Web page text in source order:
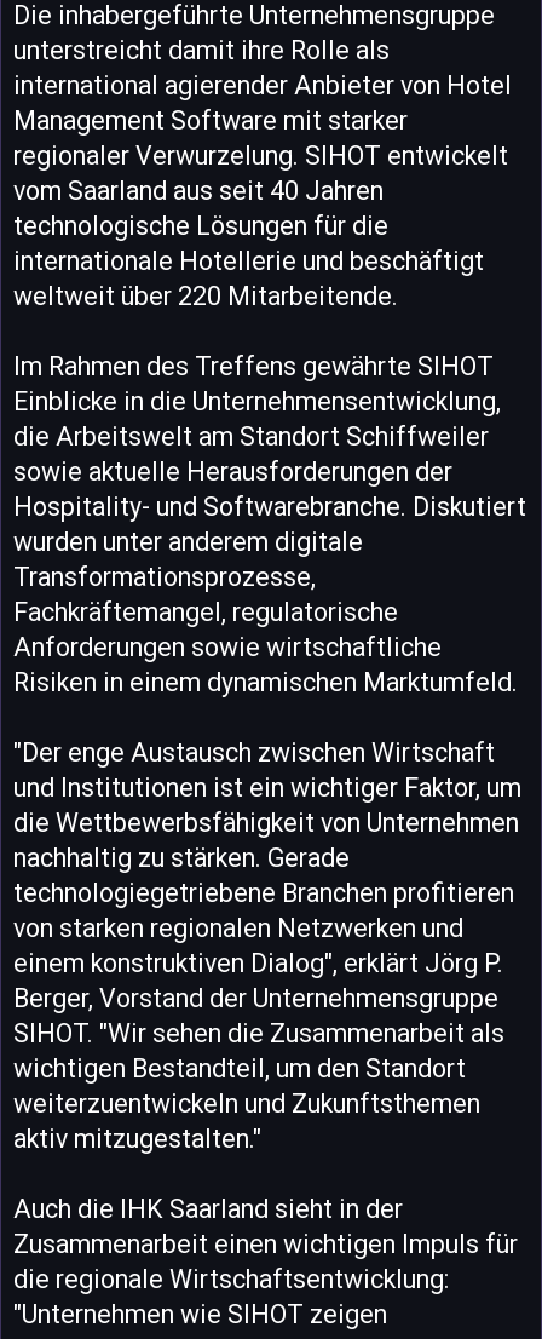
Die inhabergeführte Unternehmensgruppe
unterstreicht damit ihre Rolle als
international agierender Anbieter von Hotel
Management Software mit starker
regionaler Verwurzelung. SIHOT entwickelt
vom Saarland aus seit 40 Jahren
technologische Lösungen für die
internationale Hotellerie und beschäftigt
weltweit über 220 Mitarbeitende.
Im Rahmen des Treffens gewährte SIHOT
Einblicke in die Unternehmensentwicklung,
die Arbeitswelt am Standort Schiffweiler
sowie aktuelle Herausforderungen der
Hospitality- und Softwarebranche. Diskutiert
wurden unter anderem digitale
Transformationsprozesse,
Fachkräftemangel, regulatorische
Anforderungen sowie wirtschaftliche
Risiken in einem dynamischen Marktumfeld.
"Der enge Austausch zwischen Wirtschaft
und Institutionen ist ein wichtiger Faktor, um
die Wettbewerbsfähigkeit von Unternehmen
nachhaltig zu stärken. Gerade
technologiegetriebene Branchen profitieren
von starken regionalen Netzwerken und
einem konstruktiven Dialog", erklärt Jörg P.
Berger, Vorstand der Unternehmensgruppe
SIHOT. "Wir sehen die Zusammenarbeit als
wichtigen Bestandteil, um den Standort
weiterzuentwickeln und Zukunftsthemen
aktiv mitzugestalten."
Auch die IHK Saarland sieht in der
Zusammenarbeit einen wichtigen Impuls für
die regionale Wirtschaftsentwicklung:
"Unternehmen wie SIHOT zeigen